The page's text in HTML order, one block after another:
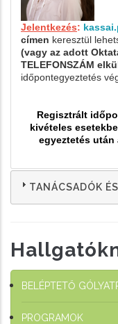
Jelentkezés:
címen keresztül
(vagy az adott
TELEFONSZÁM
időpontegyeztetés
Regisztrált
kivételes
egyeztetés után
TANÁCSADÓK
BELÉPTETŐ
PROGRAMOK